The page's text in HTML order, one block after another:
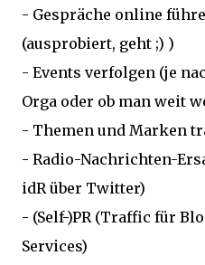
- Gespräche online
(ausprobiert, geht ;) )
- Events verfolgen (je
Orga oder ob man weit
- Themen und Marken
- Radio-Nachrichten-
idR über Twitter)
- (Self-)PR (Traffic für
Services)